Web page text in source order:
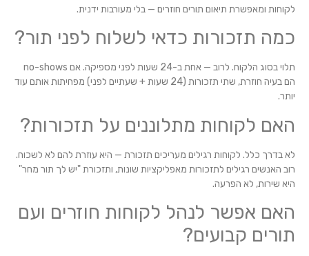
לקוחות ומאפשרת תיאום תורים חוזרים — בלי מעורבות ידנית.
כמה תזכורות כדאי לשלוח לפני תור?
תלוי בסוג הלקוח. לרוב — אחת ב-24 שעות לפני מספיקה. אם no-shows
הם בעיה חוזרת, שתי תזכורות (24 שעות + שעתיים לפני) מפחיתות אותם עוד
יותר.
האם לקוחות מתלוננים על תזכורות?
לא בדרך כלל. לקוחות רגילים מעריכים תזכורת — היא עוזרת להם לא לשכוח.
רוב האנשים רגילים לתזכורות מאפליקציות שונות, ותזכורת "יש לך תור מחר"
היא שירות, לא הפרעה.
האם אפשר לנהל לקוחות חוזרים ועם
תורים קבועים?